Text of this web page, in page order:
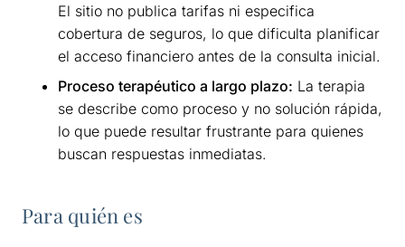
El sitio no publica tarifas ni especifica
cobertura de seguros, lo que dificulta planificar
el acceso financiero antes de la consulta inicial.
Proceso terapéutico a largo plazo: La terapia
se describe como proceso y no solución rápida,
lo que puede resultar frustrante para quienes
buscan respuestas inmediatas.
Para quién es